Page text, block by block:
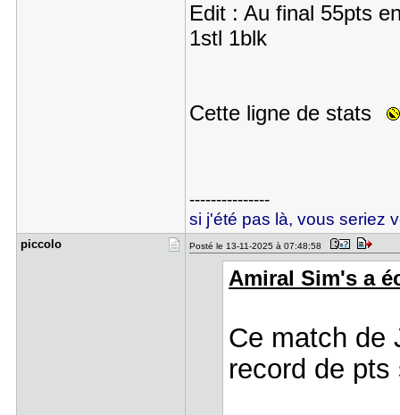
Edit : Au final 55pts
1stl 1blk
Cette ligne de stats
---------------
si j'été pas là, vous seriez
piccolo Posté le 13-11-2025 à 07:48:58
Amiral Sim's a
Ce match de
record de